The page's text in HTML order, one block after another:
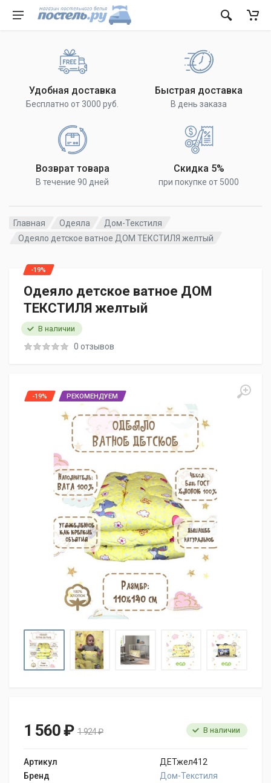
Удобная доставка
Бесплатно от 3000 руб.
Быстрая доставка
В день заказа
Возврат товара
В течение 90 дней
Скидка 5%
при покупке от 5000
Главная Одеяла
Дом-Текстиля
Одеяло детское ватное ДОМ ТЕКСТИЛЯ желтый
-19% РЕКОМЕНДУЕМ
Одеяло детское ватное ДОМ
ТЕКСТИЛЯ желтый
0 отзывов
В наличии
-19%
1 560 ₽ 1 924 ₽ В наличии
Артикул
ДЕТжел412
Бренд
Дом-Текстиля